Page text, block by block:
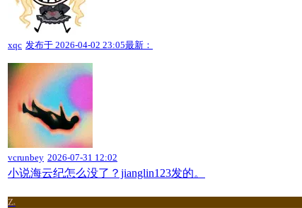
xqc 发布于 2026-04-02 23:05最新：
vcrunbey 2026-07-31 12:02
小说海云纪怎么没了？jianglin123发的。
Zz